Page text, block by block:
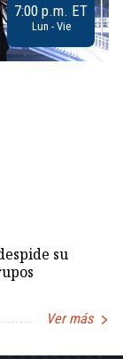
7:00 p.m. ET
Lun - Vie
su
Ver más